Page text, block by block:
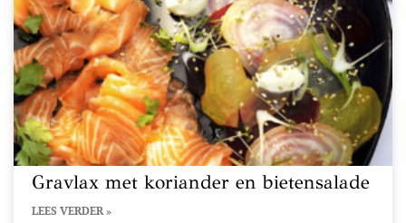
Gravlax met koriander en bietensalade
LEES VERDER »